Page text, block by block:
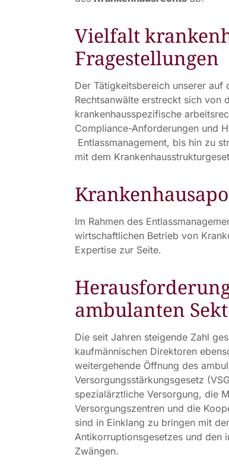
Vielfalt
Fragestellungen
Der Tätigkeitsbereich unserer auf
Rechtsanwälte erstreckt sich von
krankenhausspezifische
Compliance-Anforderungen und
Entlassmanagement, bis hin zu
mit dem
Im Rahmen des
wirtschaftlichen Betrieb von
Expertise zur Seite.
ambulanten
Die seit Jahren steigende Zahl
kaufmännischen Direktoren
weitergehende Öffnung des
Versorgungsstärkungsgesetz
spezialärztliche Versorgung, die
Versorgungszentren und die
sind in Einklang zu bringen mit
Antikorruptionsgesetzes und den
Zwängen.